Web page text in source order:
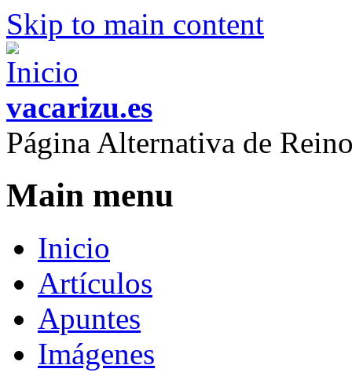
Skip to main content
vacarizu.es
Página Alternativa de
Main menu
Inicio
Artículos
Apuntes
Imágenes